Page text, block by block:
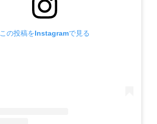
この投稿をInstagramで見る